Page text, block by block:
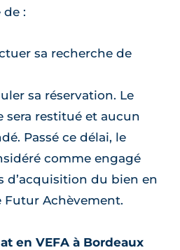
de :
sa recherche de
sa réservation. Le
sera restitué et aucun
Passé ce délai, le
comme engagé
d’acquisition du bien en
Futur Achèvement.
en VEFA à Bordeaux